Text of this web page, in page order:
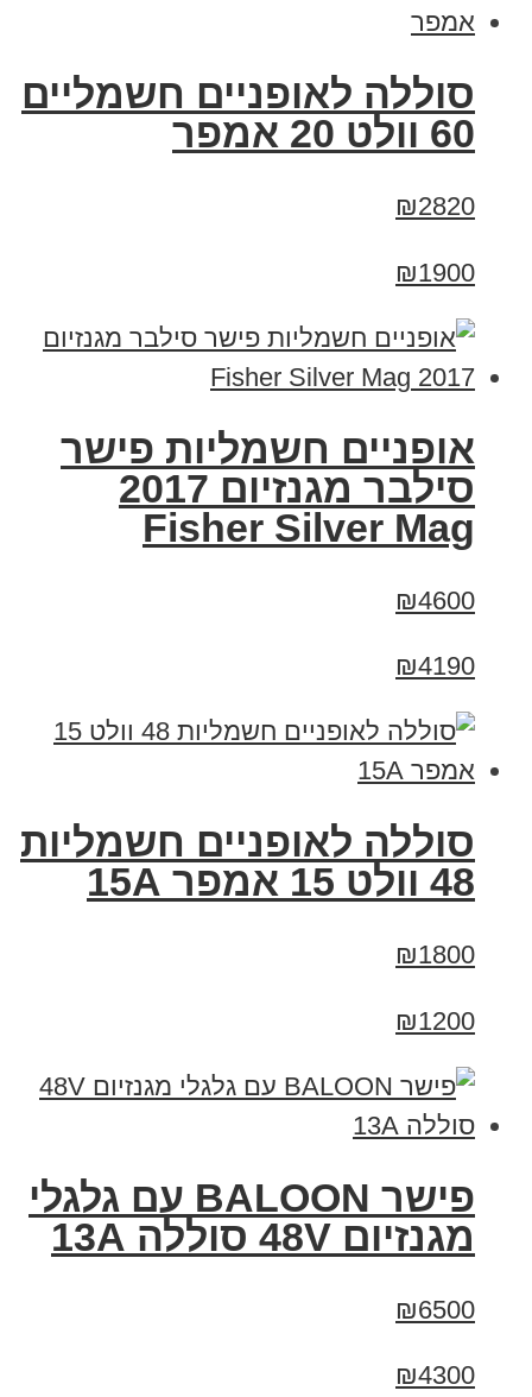
סוללה לאופניים חשמליים
60 וולט 20 אמפר
₪2820
₪1900
אופניים חשמליות פישר
סילבר מגנזיום 2017
Fisher Silver Mag
₪4600
₪4190
סוללה לאופניים חשמליות
48 וולט 15 אמפר 15A
₪1800
₪1200
פישר BALOON עם גלגלי
מגנזיום 48V סוללה 13A
₪6500
₪4300